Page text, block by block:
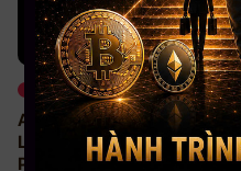
Thị trường
APPLE SOÁN NGÔI NVIDIA,
LÀN SÓNG BÁN THÁO CỔ
PHIẾU AI LAN RỘNG